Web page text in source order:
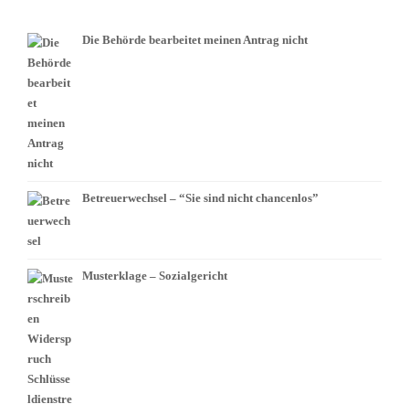
Die Behörde bearbeitet meinen Antrag nicht
Betreuerwechsel – “Sie sind nicht chancenlos”
Musterklage – Sozialgericht